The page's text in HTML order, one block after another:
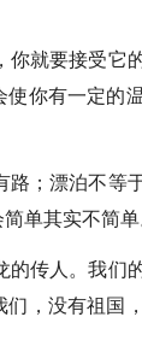
要接受它
你有一定的
漂泊不等
单其实不简单
人。我们
，没有祖国